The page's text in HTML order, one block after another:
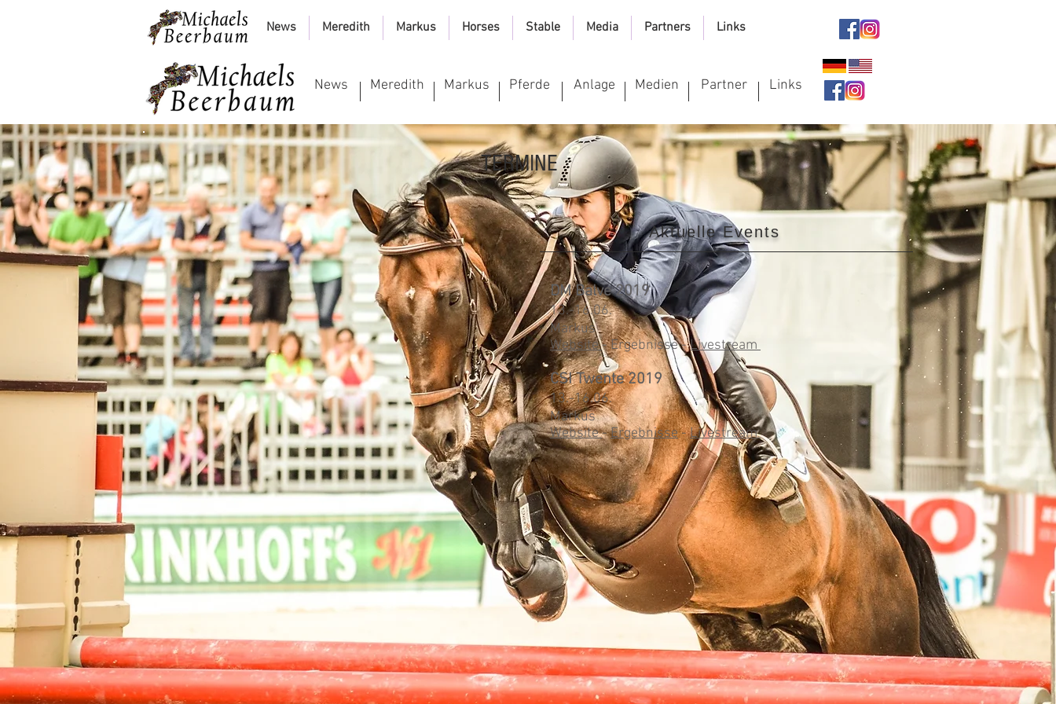
News Meredith Markus Horses Stable Media Partners Links
News Meredith Markus Pferde Anlage Medien Partner Links
TERMINE
Aktuelle Events
DM Balve 2019
13.-16.06.
Markus
Website- Ergebnisse -Livestream
CSI Twente 2019
13.-16.06.
Markus
Website-Ergebnisse-Livestream